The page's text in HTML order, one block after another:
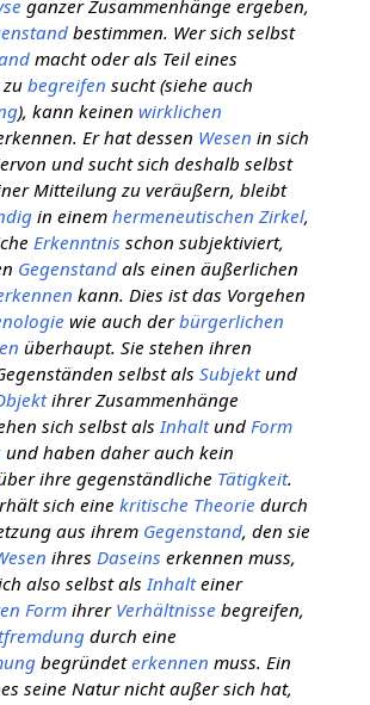
ganzer Zusammenhänge ergeben,
bestimmen. Wer sich selbst
macht oder als Teil eines
zu begreifen sucht (siehe auch
), kann keinen wirklichen
Er hat dessen Wesen in sich
und sucht sich deshalb selbst
Mitteilung zu veräußern, bleibt
in einem hermeneutischen Zirkel,
Erkenntnis schon subjektiviert,
Gegenstandals einen äußerlichen
kann. Dies ist das Vorgehen
wie auch derbürgerlichen
überhaupt. Sie stehen ihren
selbst als Subjektund
ihrer Zusammenhänge
sich selbst als Inhaltund Form
und haben daher auch kein
ihre gegenständliche Tätigkeit.
sich eine kritische Theorie durch
aus ihrem Gegenstand, den sie
ihres Daseins erkennen muss,
also selbst als Inhalteiner
Formihrer Verhältnisse begreifen,
durch eine
begründeterkennen muss. Ein
seine Natur nicht außer sich hat,